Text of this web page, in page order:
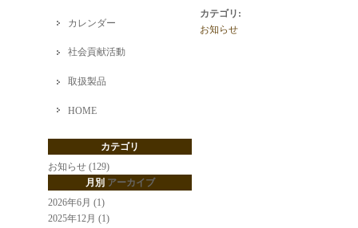
カテゴリ :
お知らせ
カレンダー
社会貢献活動
取扱製品
HOME
カテゴリ
お知らせ (129)
月別 アーカイブ
2026年6月 (1)
2025年12月 (1)